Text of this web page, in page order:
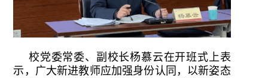
校党委常委、副校长杨慕云在开班式上表
示，广大新进教师应加强身份认同，以新姿态